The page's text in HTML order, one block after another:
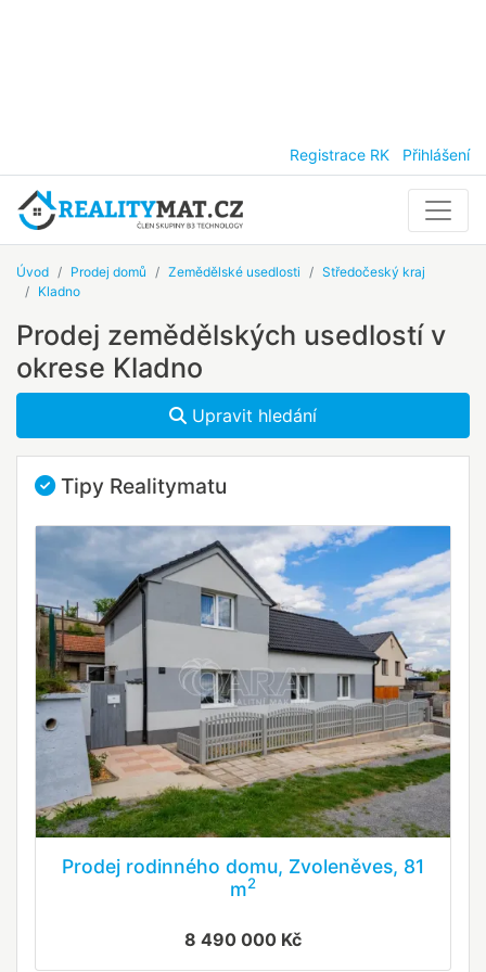
Registrace RK Přihlášení
Úvod Prodej domů Zemědělské usedlosti
Středočeský kraj
Kladno
Prodej zemědělských usedlostí v
okrese Kladno
Upravit hledání
Tipy Realitymatu
Prodej rodinného domu, Zvoleněves, 81
m2
8 490 000 Kč